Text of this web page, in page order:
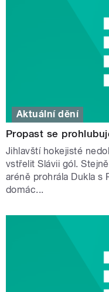
Aktuální dění
Propast se
Jihlavští hokejisté
vstřelit Slávii gól.
aréně prohrála Dukla s
domác...